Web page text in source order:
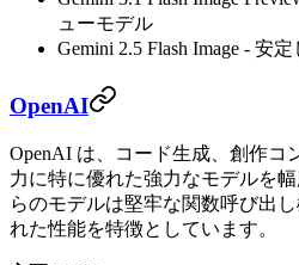
ューモデル
Gemini 2.5 Flash Image - 安
OpenAI
OpenAI は、コード生成、創作コ
力に特に優れた強力なモデルを
らのモデルは堅牢な関数呼び出
れた性能を特徴としています。